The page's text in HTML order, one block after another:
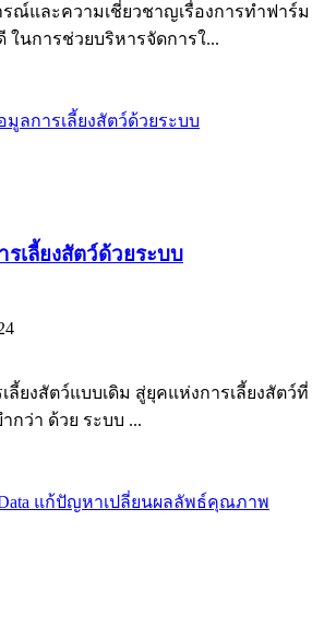
ณ์และความเชี่ยวชาญเรื่องการทำฟาร์ม
ในการช่วยบริหารจัดการใ...
รเลี้ยงสัตว์ด้วยระบบ
ลี้ยงสัตว์แบบเดิม สู่ยุคแห่งการเลี้ยงสัตว์ที่
ว่า ด้วย ระบบ ...